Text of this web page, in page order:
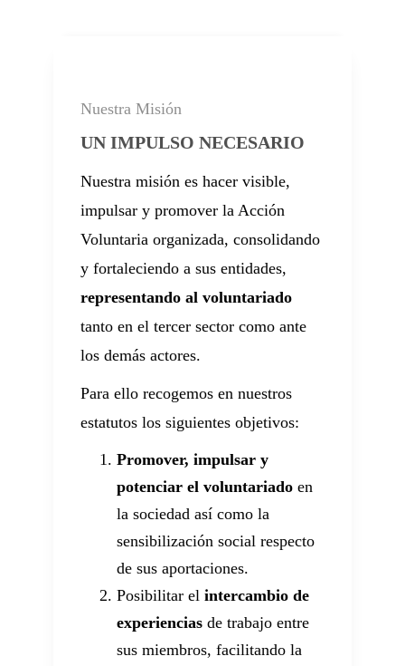
Nuestra Misión
UN IMPULSO NECESARIO
Nuestra misión es hacer visible,
impulsar y promover la Acción
Voluntaria organizada, consolidando
y fortaleciendo a sus entidades,
representando al voluntariado
tanto en el tercer sector como ante
los demás actores.
Para ello recogemos en nuestros
estatutos los siguientes objetivos:
Promover, impulsar y
potenciar el voluntariado en
la sociedad así como la
sensibilización social respecto
de sus aportaciones.
Posibilitar el intercambio de
experiencias de trabajo entre
sus miembros, facilitando la